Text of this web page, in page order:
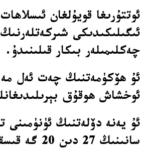
ئوتتۇرىغا قويۇلغان
ئىگىلىكىدىكى
چەكلىمىلەر بىكار قىلىنىدۇ.
ئۇ ھۆكۈمەتنىڭ چەت ئەل
ئوخشاش ھوقۇق
ئۇ يەنە دۆلەتنىڭ ئۈنۈمىنى
سانىنىڭ 27 دىن 20 گە قىسقارتىلىدىغانلىقىنى بىلدۈردى.